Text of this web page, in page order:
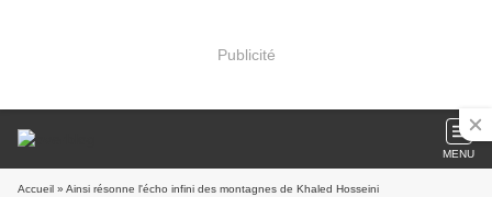
Publicité
MENU
Accueil » Ainsi résonne l'écho infini des montagnes de Khaled Hosseini